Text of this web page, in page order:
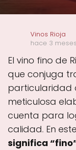
Vinos Rioja
hace 3 meses
El vino fino de
que conjuga
particularidad
meticulosa
cuenta para
calidad. En
significa